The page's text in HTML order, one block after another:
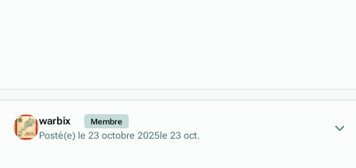
warbix Membre
Posté(e) le 23 octobre 2025le 23 oct.